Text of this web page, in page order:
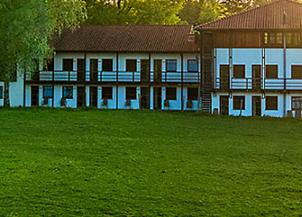
die Freiheit,eine Wahl